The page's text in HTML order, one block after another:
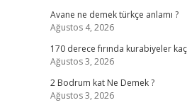
Avane ne demek türkçe anlamı ?
Ağustos 4, 2026
170 derece fırında kurabiyeler
Ağustos 3, 2026
2 Bodrum kat Ne Demek ?
Ağustos 3, 2026